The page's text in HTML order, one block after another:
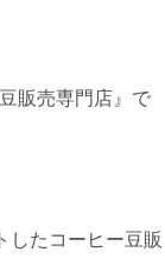
販売専門店』で
したコーヒー豆販